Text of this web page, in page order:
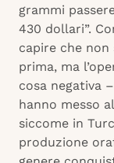
grammi
430 dollari”.
capire che
prima, ma
cosa negativa
hanno messo
siccome in
produzione